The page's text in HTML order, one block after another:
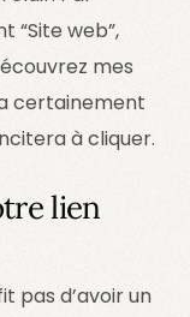
“Site web”,
mes
certainement
à cliquer.
lien
pas d’avoir un